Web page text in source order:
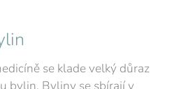
se klade velký důraz